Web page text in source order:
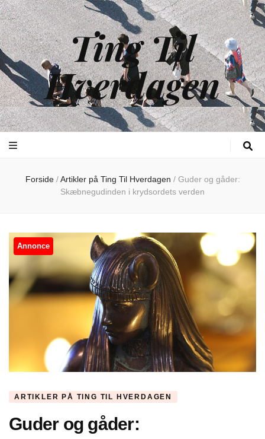
Ting Til
Hverdagen
Forside / Artikler på Ting Til Hverdagen / Guder og gåder:
Skæbnegudinden i krydsordets verden
Annonce
ARTIKLER PÅ TING TIL HVERDAGEN
Guder og gåder: